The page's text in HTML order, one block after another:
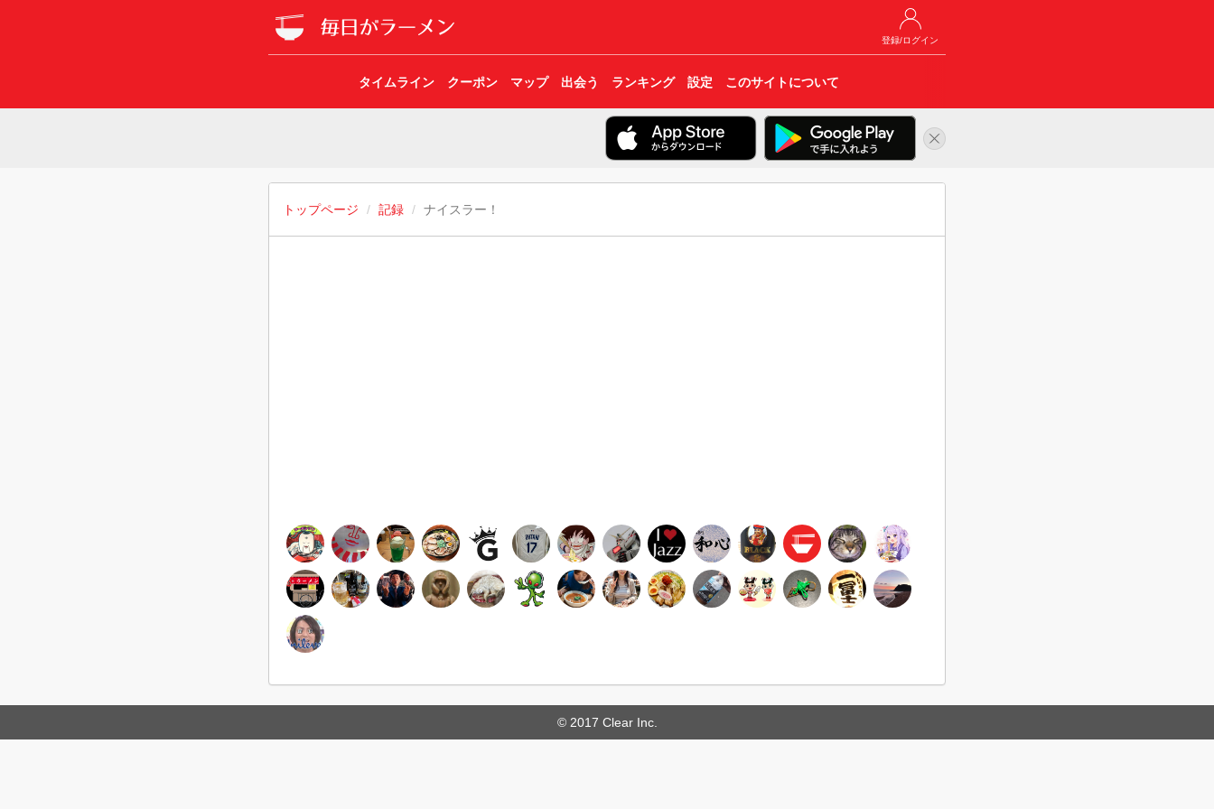
登録/ログイン
タイムライン クーポン マップ 出会う ランキング 設定 このサイトについて
トップページ 記録 ナイスラー！
© 2017 Clear Inc.